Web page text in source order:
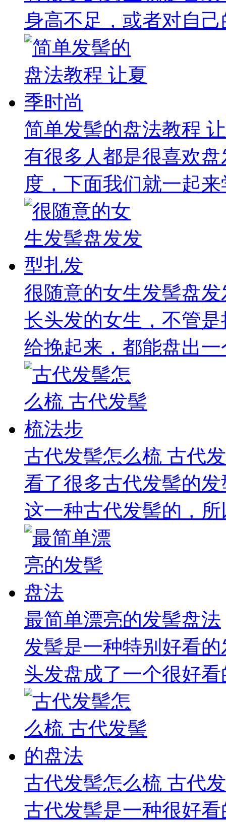
身高不足，或者对自
简单发髻的盘法教程
有很多人都是很喜欢
度，下面我们就一起
很随意的女生发髻盘
长头发的女生，不管
给挽起来，都能盘出
古代发髻怎么梳 古代
看了很多古代发髻的
这一种古代发髻的，
最简单漂亮的发髻盘法
发髻是一种特别好看
头发盘成了一个很好
古代发髻怎么梳 古代
古代发髻是一种很好